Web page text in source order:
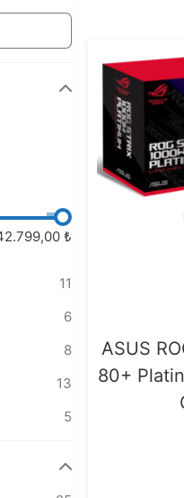
ASUS
80+
₺
11
6
8
13
5